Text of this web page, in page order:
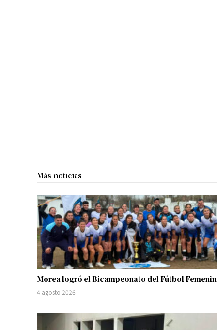
Más noticias
Morea logró el Bicampeonato del Fútbol
4 agosto 2026